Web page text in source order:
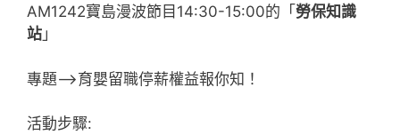
AM1242寶島漫波節目14:30-15:00的「 勞保知識
站 」
專題–>育嬰留職停薪權益報你知！
活動步驟: